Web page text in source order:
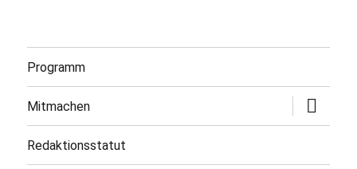
Programm
Mitmachen
öffnen
Redaktionsstatut